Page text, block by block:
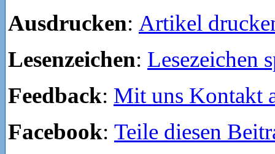
Ausdrucken: Artikel
Lesenzeichen: Lesezeichen
Feedback: Mit uns Kontakt
Facebook: Teile diesen